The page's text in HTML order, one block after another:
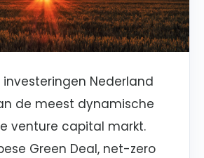
Nederland
de meest dynamische
venture capital markt.
Green Deal, net-zero